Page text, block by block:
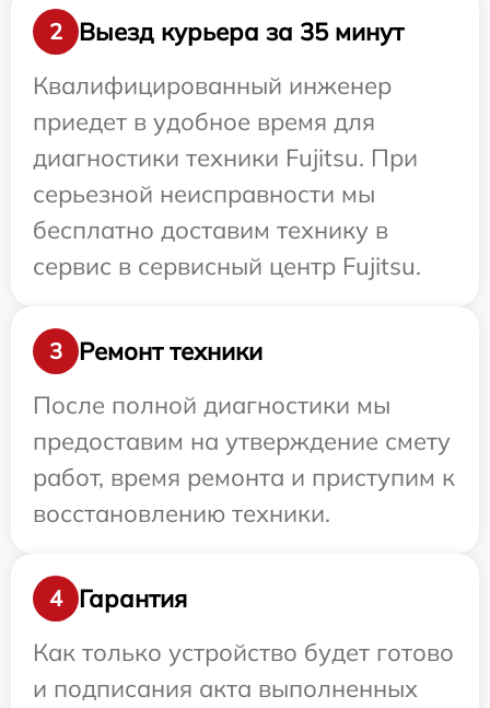
2
Выезд курьера за 35 минут
Квалифицированный инженер
приедет в удобное время для
диагностики техники Fujitsu. При
серьезной неисправности мы
бесплатно доставим технику в
сервис в сервисный центр Fujitsu.
3
Ремонт техники
После полной диагностики мы
предоставим на утверждение смету
работ, время ремонта и приступим к
восстановлению техники.
4
Гарантия
Как только устройство будет готово
и подписания акта выполненных